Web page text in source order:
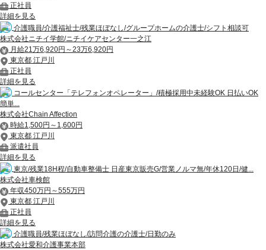
正社員
詳細を見る
介護職員/介護福祉士/残業ほぼなし/グループホームの介護士/シフト相談可
株式会社ニチイ学館/ニチイケアセンター一之江
月給21万6,920円～23万6,920円
東京都 江戸川
正社員
詳細を見る
コールセンター「テレフォンオペレーター」/積極採用中未経験OK 日払いOK
簡単...
株式会社Chain Affection
時給1,500円～1,600円
東京都 江戸川
派遣社員
詳細を見る
東京/残業18H程/自動車整備士 日産東京販売G/営業ノルマ無/年休120日/健...
株式会社車検館
年収450万円～555万円
東京都 江戸川
正社員
詳細を見る
介護職員/残業ほぼなし/訪問介護の介護士/日勤のみ
株式会社愛和介護事業本部